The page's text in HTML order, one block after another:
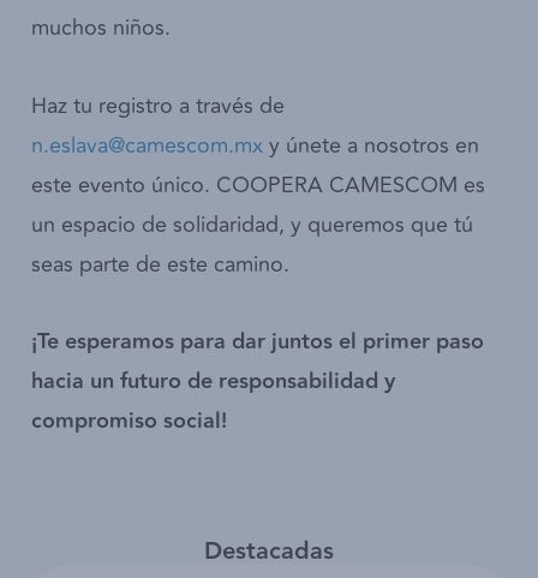
muchos niños.
Haz tu registro a través de
n.eslava@camescom.mxy únete a nosotros en
este evento único. COOPERA CAMESCOM es
un espacio de solidaridad, y queremos que tú
seas parte de este camino.
¡Te esperamos para dar juntos el primer paso
hacia un futuro de responsabilidad y
compromiso social!
Destacadas